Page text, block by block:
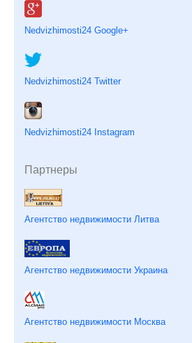
Nedvizhimosti24 Google+
Nedvizhimosti24 Twitter
Nedvizhimosti24 Instagram
Партнеры
Агентство недвижимости Литва
Агентство недвижимости Украина
Агентство недвижимости Москва